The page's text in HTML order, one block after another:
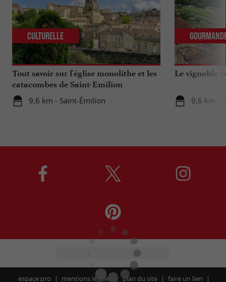
Tout savoir sur l'église monolithe et les
catacombes de Saint-Emilion
9,6 km - Saint-Émilion
Culturelle
Le vignoble
9,6 km -
espace pro mentions légales plan du site faire un lien